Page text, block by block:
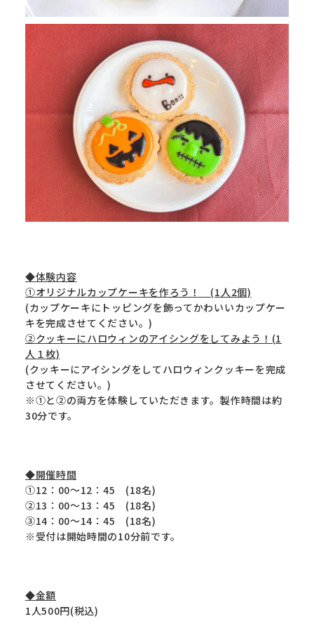
◆体験内容
①オリジナルカップケーキを作ろう！ (1人2個)
(カップケーキにトッピングを飾ってかわいいカップケー
キを完成させてください。)
②クッキーにハロウィンのアイシングをしてみよう！(1
人１枚)
(クッキーにアイシングをしてハロウィンクッキーを完成
させてください。)
※①と②の両方を体験していただきます。製作時間は約
30分です。
◆開催時間
①12：00～12：45 (18名)
②13：00～13：45 (18名)
③14：00～14：45 (18名)
※受付は開始時間の10分前です。
◆金額
1人500円(税込)